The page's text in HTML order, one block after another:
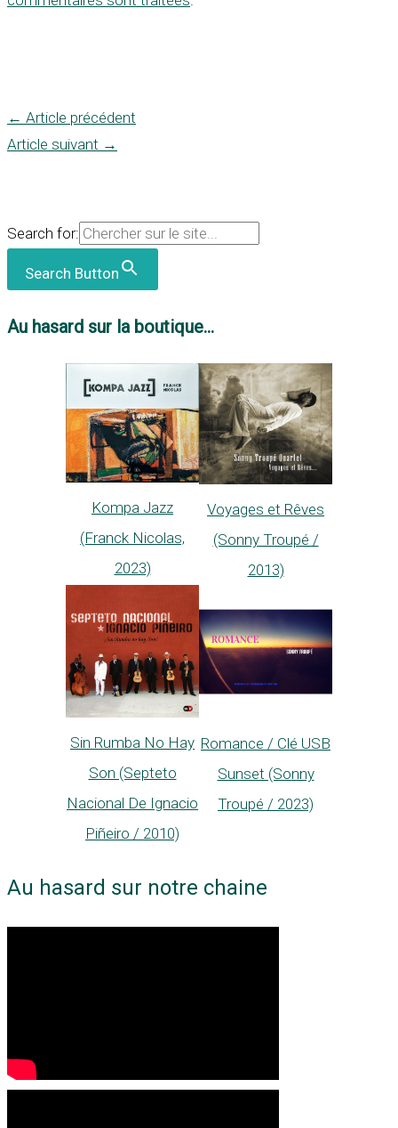
← Article précédent
Article suivant →
Search for:
Search Button
Au hasard sur la boutique...
Kompa Jazz
(Franck Nicolas,
2023)
Voyages et Rêves
(Sonny Troupé /
2013)
Sin Rumba No Hay
Son (Septeto
Nacional De Ignacio
Piñeiro / 2010)
Romance / Clé USB
Sunset (Sonny
Troupé / 2023)
Au hasard sur notre chaine